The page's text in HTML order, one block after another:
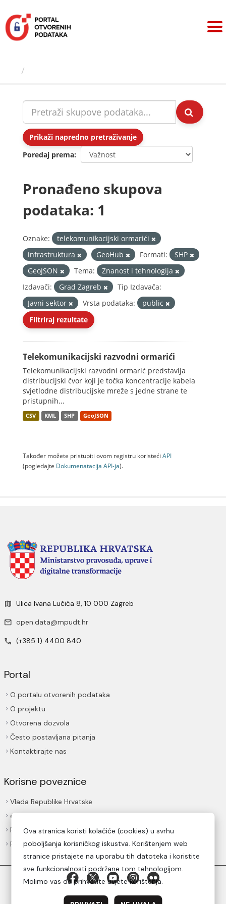
sadržaj
Prikaži napredno pretraživanje
Poredaj prema
Pronađeno skupova
podataka: 1
Oznake:
telekomunikacijski ormarići
infrastruktura
GeoHub Formati:
SHP
GeoJSON
Tema:
Znanost i tehnologija
Izdavači:
Grad Zagreb
Tip Izdavača:
Javni sektor
Vrsta podataka:
public
Filtriraj rezultate
Telekomunikacijski razvodni ormarići
Telekomunikacijski razvodni ormarić predstavlja
distribucijski čvor koji je točka koncentracije kabela
svjetlodne distribucijske mreže s jedne strane te
pristupnih...
CSV KML SHP GeoJSON
Također možete pristupiti ovom registru koristeći API
(pogledajte Dokumenаtаcijа API-jа).